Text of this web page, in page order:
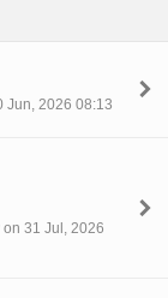
Jun, 2026 08:13
31 Jul, 2026